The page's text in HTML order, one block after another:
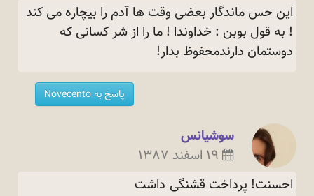
این حس ماندگار بعضی وقت ها آدم را بیچاره می کند
! به قول بوبن : خداوندا ! ما را از شر کسانی که
دوستمان دارندمحفوظ بدار!
پاسخ به Novecento
سوشیانس
۱۹ اسفند ۱۳۸۷
احسنت! پرداخت قشنگی داشت